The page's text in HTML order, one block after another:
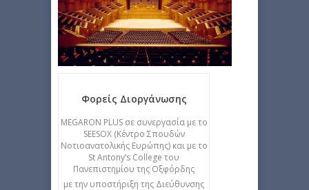
Φορείς Διοργάνωσης
MEGARON PLUS σε συνεργασία με το
SEESOX (Κέντρο Σπουδών
Νοτιοανατολικής Ευρώπης) και με το
St Antony’s College του
Πανεπιστημίου της Οξφόρδης
με την υποστήριξη της Διεύθυνσης